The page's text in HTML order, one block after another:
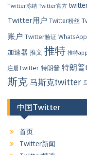
Twitter冻结 Twitter官方
Twitter用户 Twitter粉丝
账户 Twitter验证 WhatsApp
加速器 推文 推特 推特app
注册Twitter 特朗普 特朗
斯克马斯克twitter
中国Twitter
首页
Twitter新闻